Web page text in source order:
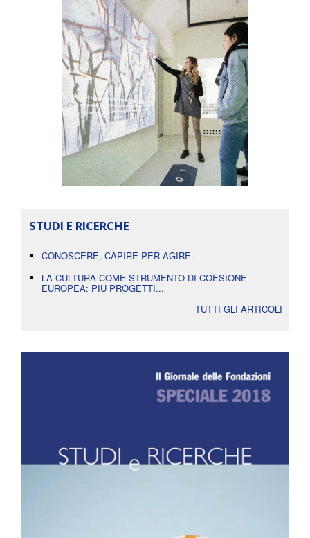
STUDI E RICERCHE
CONOSCERE, CAPIRE PER AGIRE.
LA CULTURA COME STRUMENTO DI COESIONE
EUROPEA: PIÙ PROGETTI...
TUTTI GLI ARTICOLI